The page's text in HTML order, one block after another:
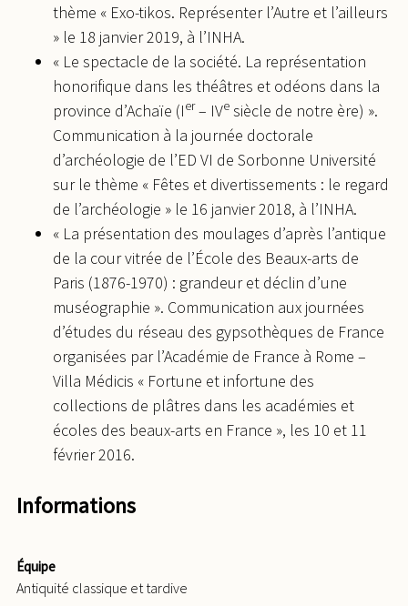
thème « Exo-tikos. Représenter l’Autre et l’ailleurs
» le 18 janvier 2019, à l’INHA.
« Le spectacle de la société. La représentation
honorifique dans les théâtres et odéons dans la
province d’Achaïe (Ier– IVe siècle de notre ère) ».
Communication à la journée doctorale
d’archéologie de l’ED VI de Sorbonne Université
sur le thème « Fêtes et divertissements : le regard
de l’archéologie » le 16 janvier 2018, à l’INHA.
« La présentation des moulages d’après l’antique
de la cour vitrée de l’École des Beaux-arts de
Paris (1876-1970) : grandeur et déclin d’une
muséographie ». Communication aux journées
d’études du réseau des gypsothèques de France
organisées par l’Académie de France à Rome –
Villa Médicis « Fortune et infortune des
collections de plâtres dans les académies et
écoles des beaux-arts en France », les 10 et 11
février 2016.
Informations
Équipe
Antiquité classique et tardive